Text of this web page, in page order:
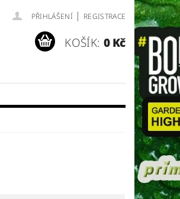
PŘIHLÁŠENÍ | REGISTRACE
KOŠÍK: 0 Kč